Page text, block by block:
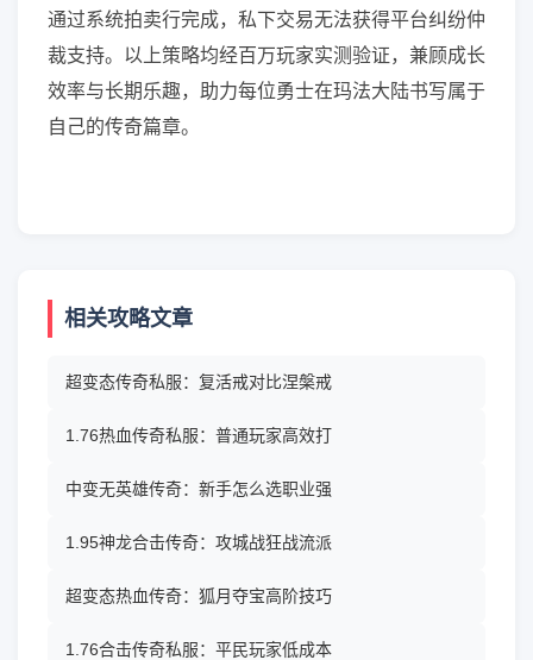
通过系统拍卖行完成，私下交易无法获得平台纠纷仲
裁支持。以上策略均经百万玩家实测验证，兼顾成长
效率与长期乐趣，助力每位勇士在玛法大陆书写属于
自己的传奇篇章。
相关攻略文章
超变态传奇私服：复活戒对比涅槃戒
1.76热血传奇私服：普通玩家高效打
中变无英雄传奇：新手怎么选职业强
1.95神龙合击传奇：攻城战狂战流派
超变态热血传奇：狐月夺宝高阶技巧
1.76合击传奇私服：平民玩家低成本